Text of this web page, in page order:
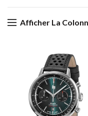
Afficher La